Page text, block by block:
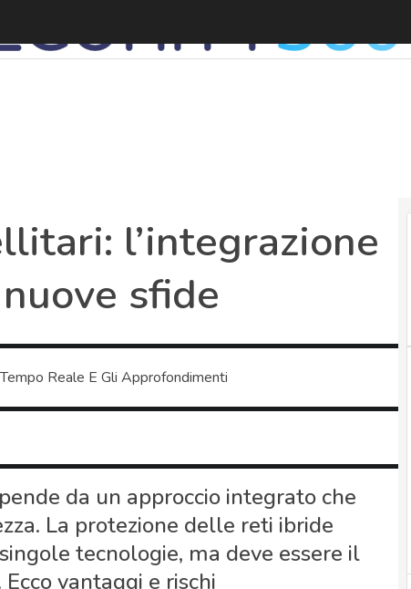
l’integrazione
sfide
Reale E Gli Approfondimenti
da un approccio integrato che
La protezione delle reti ibride
tecnologie, ma deve essere il
vantaggi e rischi